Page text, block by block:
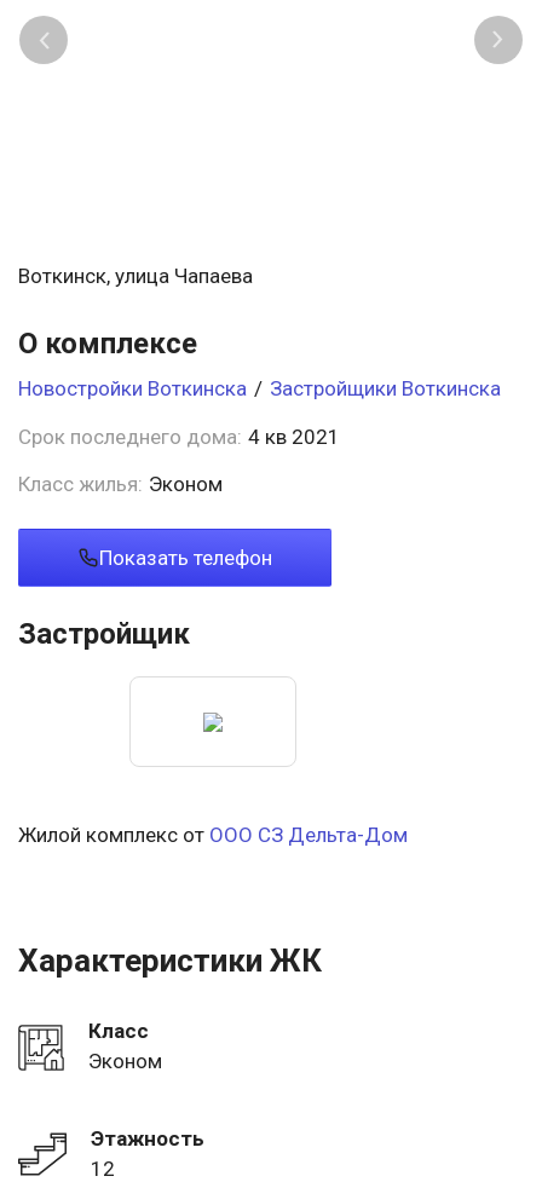
Воткинск, улица Чапаева
О комплексе
Новостройки Воткинска / Застройщики Воткинска
Срок последнего дома: 4 кв 2021
Класс жилья: Эконом
Показать телефон
Застройщик
Жилой комплекс от ООО СЗ Дельта-Дом
Характеристики ЖК
Класс
Эконом
Этажность
12